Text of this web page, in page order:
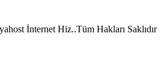
İnternet Hiz..Tüm Hakları Saklıdır